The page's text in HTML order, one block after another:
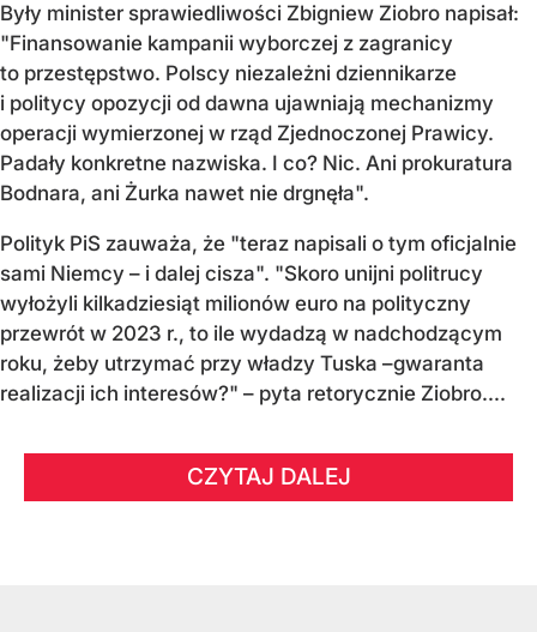
Były minister sprawiedliwości Zbigniew Ziobro napisał:
"Finansowanie kampanii wyborczej z zagranicy
to przestępstwo. Polscy niezależni dziennikarze
i politycy opozycji od dawna ujawniają mechanizmy
operacji wymierzonej w rząd Zjednoczonej Prawicy.
Padały konkretne nazwiska. I co? Nic. Ani prokuratura
Bodnara, ani Żurka nawet nie drgnęła".
Polityk PiS zauważa, że "teraz napisali o tym oficjalnie
sami Niemcy – i dalej cisza". "Skoro unijni politrucy
wyłożyli kilkadziesiąt milionów euro na polityczny
przewrót w 2023 r., to ile wydadzą w nadchodzącym
roku, żeby utrzymać przy władzy Tuska –gwaranta
realizacji ich interesów?" – pyta retorycznie Ziobro....
CZYTAJ DALEJ